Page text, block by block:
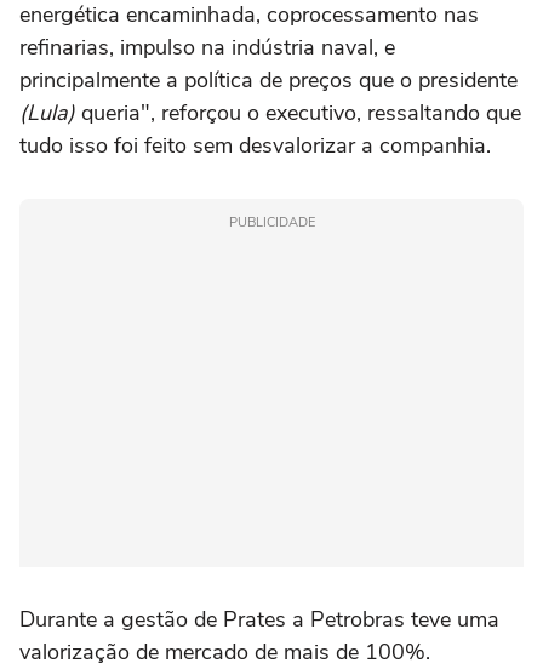
energética encaminhada, coprocessamento nas
refinarias, impulso na indústria naval, e
principalmente a política de preços que o presidente
(Lula) queria", reforçou o executivo, ressaltando que
tudo isso foi feito sem desvalorizar a companhia.
PUBLICIDADE
Durante a gestão de Prates a Petrobras teve uma
valorização de mercado de mais de 100%.